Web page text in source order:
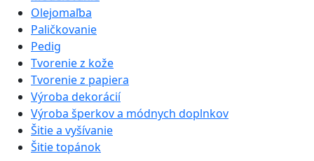
Olejomaľba
Paličkovanie
Pedig
Tvorenie z kože
Tvorenie z papiera
Výroba dekorácií
Výroba šperkov a módnych doplnkov
Šitie a vyšívanie
Šitie topánok